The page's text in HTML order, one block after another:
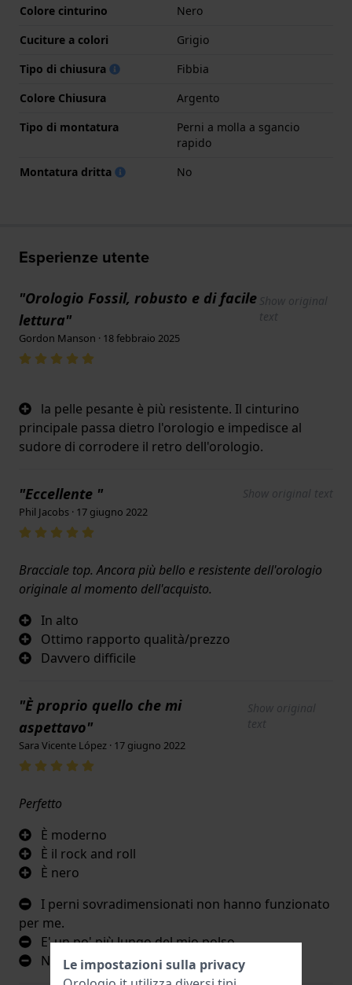
Colore cinturino
Nero
Cuciture a colori
Grigio
Tipo di chiusura
Fibbia
Colore Chiusura
Argento
Tipo di montatura
Perni a molla a sgancio
rapido
Montatura dritta
No
Esperienze utente
"Orologio Fossil, robusto e di facile
lettura"
Show original
text
Gordon Manson · 18 febbraio 2025
la pelle pesante è più resistente. Il cinturino
principale passa dietro l'orologio e impedisce al
sudore di corrodere il retro dell'orologio.
"Eccellente " Show original text
Phil Jacobs · 17 giugno 2022
Bracciale top. Ancora più bello e resistente dell'orologio
originale al momento dell'acquisto.
In alto
Ottimo rapporto qualità/prezzo
Davvero difficile
"È proprio quello che mi
aspettavo"
Show original
text
Sara Vicente López · 17 giugno 2022
Perfetto
È moderno
È il rock and roll
È nero
I perni sovradimensionati non hanno funzionato
per me.
E' un po' più lungo del mio polso.
Non c'è più
Le impostazioni sulla privacy